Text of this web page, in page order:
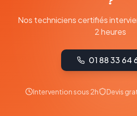
Nos techniciens certifiés
2 heures
01 88 33 64
Intervention sous 2h Devis